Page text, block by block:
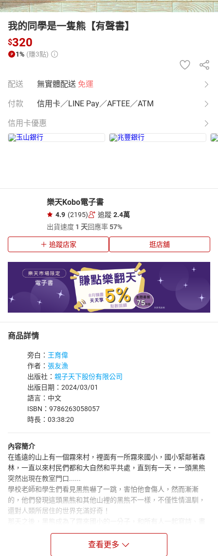
我的同學是一隻熊【有聲書】
$320
1% (賺3點)
配送 無實體配送 免運
付款 信用卡／LINE Pay／AFTEE／ATM
信用卡優惠
樂天Kobo電子書
4.9 (2195) 追蹤 2.4萬
出貨速度 1 天回應率57%
追蹤店家 逛店舖
商品詳情
旁白： 王育偉
作者： 張友漁
出版社： 親子天下股份有限公司
出版日期：2024/03/01
語言：中文
ISBN：9786263058057
時長：03:38:20
內容簡介
在遙遠的山上有一個霧來村，裡面有一所霧來國小，國小緊鄰著森
林，一直以來村民們都和大自然和平共處，直到有一天，一頭黑熊
突然出現在教室門口......
學校老師和學生們看見黑熊嚇了一跳，害怕他會傷人，然而漸漸
的，他們發現這頭黑熊和其他山裡的黑熊不一樣，不僅性情溫馴，
還對人類所居住的世界充滿好奇！
那天之後，黑熊成為了霧來國小的一分子，和所有人一起寫詩、畫
畫，到森林裡玩遊戲，大家都好喜歡他。甚至決定要一起守住「學
校裡有一頭熊」的祕密，可是，這麼明顯的祕密有可能不被發現
嗎？一旦黑熊被山下的人知道了，又將引發怎樣的軒然大波呢？
查看更多